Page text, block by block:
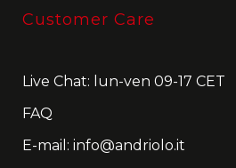
Customer Care
Live Chat: lun-ven 09-17 CET
FAQ
E-mail: info@andriolo.it